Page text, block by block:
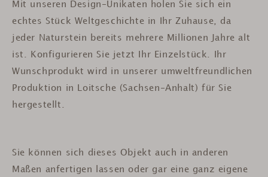
Mit unseren Design-Unikaten holen Sie sich ein
echtes Stück Weltgeschichte in Ihr Zuhause, da
jeder Naturstein bereits mehrere Millionen Jahre alt
ist.
Konfigurieren Sie jetzt Ihr Einzelstück. Ihr
Wunschprodukt wird in unserer umweltfreundlichen
Produktion in Loitsche (Sachsen-Anhalt) für Sie
hergestellt.
Sie können sich dieses Objekt auch in anderen
Maßen anfertigen lassen oder gar eine ganz eigene